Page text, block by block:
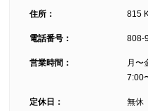
住所： 815
電話番号： 808-
営業時間：
月
7:00
定休日： 無休